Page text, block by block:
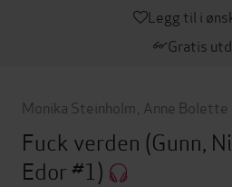
Legg til i
Gratis
Monika Steinholm Anne Bolette
Fuck verden (Gunn,
Edor #1)